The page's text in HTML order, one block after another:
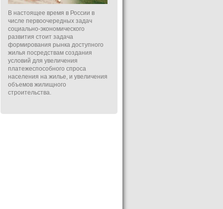
В настоящее время в России в
числе первоочередных задач
социально-экономического
развития стоит задача
формирования рынка доступного
жилья посредствам создания
условий для увеличения
платежеспособного спроса
населения на жилье, и увеличения
объемов жилищного
строительства.